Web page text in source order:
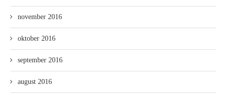
november 2016
oktober 2016
september 2016
august 2016